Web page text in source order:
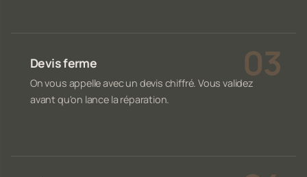
Devis ferme
On vous appelle avec un devis chiffré. Vous validez
avant qu'on lance la réparation.